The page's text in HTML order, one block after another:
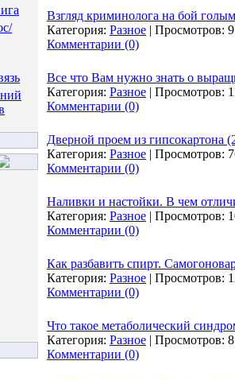
Взгляд криминолога на бой
Категория: Разное | Просмотров:
Комментарии (0)
Все что Вам нужно знать о
Категория: Разное | Просмотров:
Комментарии (0)
Дверной проем из гипсокартона
Категория: Разное | Просмотров:
Комментарии (0)
Наливки и настойки. В чем
Категория: Разное | Просмотров:
Комментарии (0)
Как разбавить спирт.
Категория: Разное | Просмотров:
Комментарии (0)
Что такое метаболический
Категория: Разное | Просмотров:
Комментарии (0)